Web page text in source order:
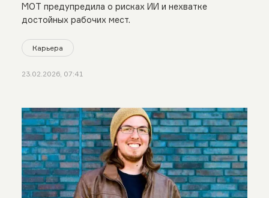
МОТ предупредила о рисках ИИ и нехватке
достойных рабочих мест.
Карьера
23.02.2026, 07:41